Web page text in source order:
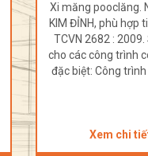
Xi măng pooclăng.
KIM ĐỈNH, phù hợp
TCVN 2682 :
cho các công trình
đặc biệt: Công trình
Xem chi